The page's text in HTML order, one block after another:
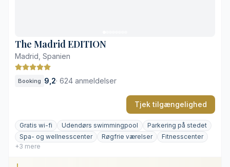
The Madrid EDITION
Madrid, Spanien
Booking 9,2· 624 anmeldelser
Tjek tilgængelighed
Gratis wi-fi Udendørs swimmingpool
Parkering på stedet
Spa- og wellnesscenter
Røgfrie værelser
Fitnesscenter
+3 mere